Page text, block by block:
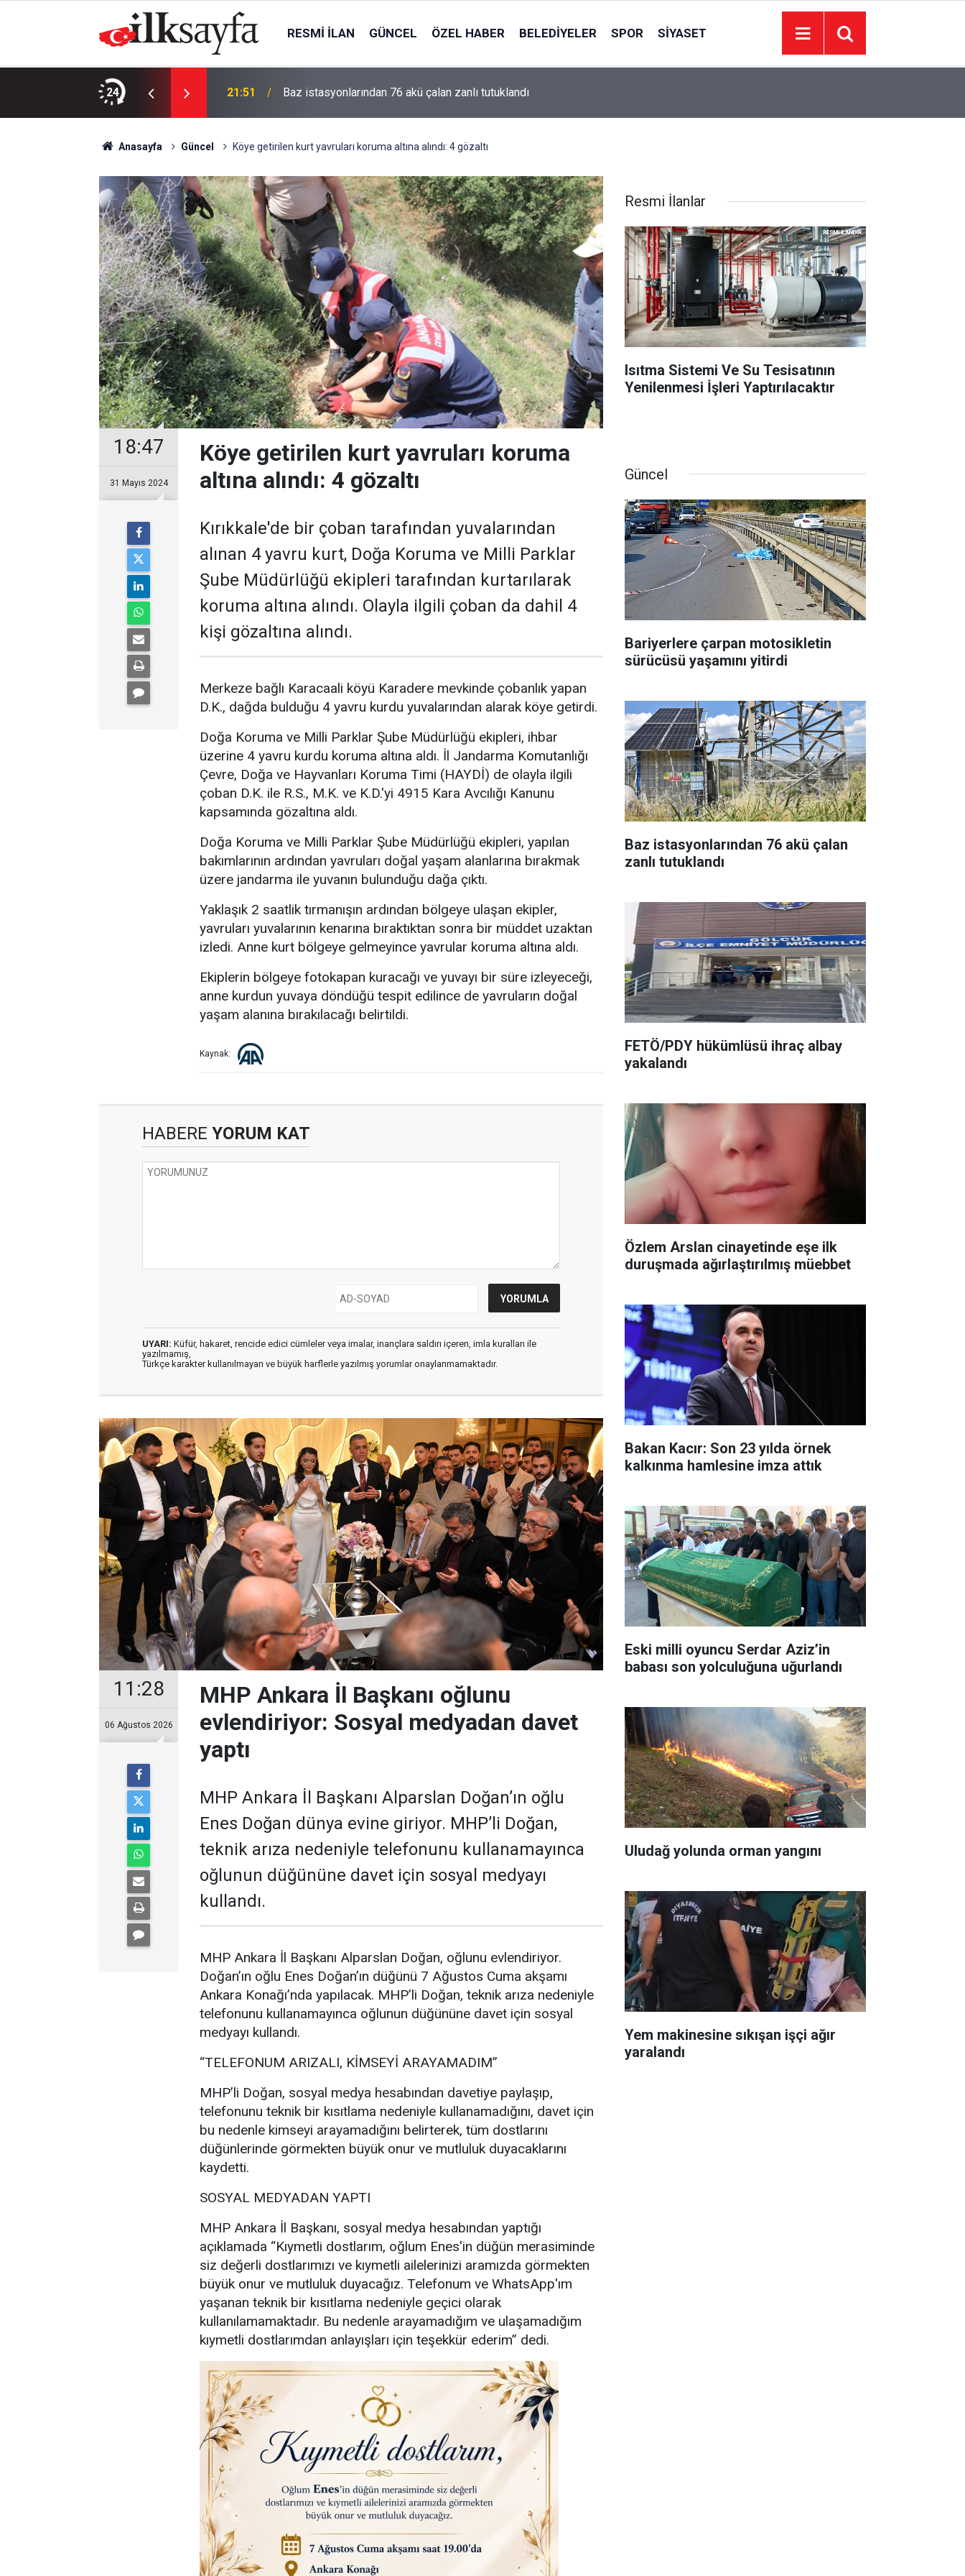
RESMI İLAN GÜNCEL ÖZEL HABER BELEDIYELER SPOR SIYASET
24
yaşamını yitirdi 21:51 Baz istasyonlarından 76 akü çalan zanlı tutuklandı
Anasayfa Güncel Köye getirilen kurt yavruları koruma altına alındı: 4 gözaltı
18:47
31 Mayıs 2024
Köye getirilen kurt yavruları koruma
altına alındı: 4 gözaltı
Kırıkkale'de bir çoban tarafından yuvalarından
alınan 4 yavru kurt, Doğa Koruma ve Milli Parklar
Şube Müdürlüğü ekipleri tarafından kurtarılarak
koruma altına alındı. Olayla ilgili çoban da dahil 4
kişi gözaltına alındı.
Merkeze bağlı Karacaali köyü Karadere mevkinde çobanlık yapan
D.K., dağda bulduğu 4 yavru kurdu yuvalarından alarak köye getirdi.
Doğa Koruma ve Milli Parklar Şube Müdürlüğü ekipleri, ihbar
üzerine 4 yavru kurdu koruma altına aldı. İl Jandarma Komutanlığı
Çevre, Doğa ve Hayvanları Koruma Timi (HAYDİ) de olayla ilgili
çoban D.K. ile R.S., M.K. ve K.D.'yi 4915 Kara Avcılığı Kanunu
kapsamında gözaltına aldı.
Doğa Koruma ve Milli Parklar Şube Müdürlüğü ekipleri, yapılan
bakımlarının ardından yavruları doğal yaşam alanlarına bırakmak
üzere jandarma ile yuvanın bulunduğu dağa çıktı.
Yaklaşık 2 saatlik tırmanışın ardından bölgeye ulaşan ekipler,
yavruları yuvalarının kenarına bıraktıktan sonra bir müddet uzaktan
izledi. Anne kurt bölgeye gelmeyince yavrular koruma altına aldı.
Ekiplerin bölgeye fotokapan kuracağı ve yuvayı bir süre izleyeceği,
anne kurdun yuvaya döndüğü tespit edilince de yavruların doğal
yaşam alanına bırakılacağı belirtildi.
Kaynak:
HABERE YORUM KAT
UYARI: Küfür, hakaret, rencide edici cümleler veya imalar, inançlara saldırı içeren, imla kuralları ile
yazılmamış,
Türkçe karakter kullanılmayan ve büyük harflerle yazılmış yorumlar onaylanmamaktadır.
11:28
06 Ağustos 2026
MHP Ankara İl Başkanı oğlunu
evlendiriyor: Sosyal medyadan davet
yaptı
MHP Ankara İl Başkanı Alparslan Doğan’ın oğlu
Enes Doğan dünya evine giriyor. MHP’li Doğan,
teknik arıza nedeniyle telefonunu kullanamayınca
oğlunun düğününe davet için sosyal medyayı
kullandı.
MHP Ankara İl Başkanı Alparslan Doğan, oğlunu evlendiriyor.
Doğan’ın oğlu Enes Doğan’ın düğünü 7 Ağustos Cuma akşamı
Ankara Konağı’nda yapılacak. MHP’li Doğan, teknik arıza nedeniyle
telefonunu kullanamayınca oğlunun düğününe davet için sosyal
medyayı kullandı.
“TELEFONUM ARIZALI, KİMSEYİ ARAYAMADIM”
MHP’li Doğan, sosyal medya hesabından davetiye paylaşıp,
telefonunu teknik bir kısıtlama nedeniyle kullanamadığını, davet için
bu nedenle kimseyi arayamadığını belirterek, tüm dostlarını
düğünlerinde görmekten büyük onur ve mutluluk duyacaklarını
kaydetti.
SOSYAL MEDYADAN YAPTI
MHP Ankara İl Başkanı, sosyal medya hesabından yaptığı
açıklamada “Kıymetli dostlarım, oğlum Enes'in düğün merasiminde
siz değerli dostlarımızı ve kıymetli ailelerinizi aramızda görmekten
büyük onur ve mutluluk duyacağız. Telefonum ve WhatsApp'ım
yaşanan teknik bir kısıtlama nedeniyle geçici olarak
kullanılamamaktadır. Bu nedenle arayamadığım ve ulaşamadığım
kıymetli dostlarımdan anlayışları için teşekkür ederim” dedi.
Resmi İlanlar
Isıtma Sistemi Ve Su Tesisatının
Yenilenmesi İşleri Yaptırılacaktır
Güncel
Bariyerlere çarpan motosikletin
sürücüsü yaşamını yitirdi
Baz istasyonlarından 76 akü çalan
zanlı tutuklandı
FETÖ/PDY hükümlüsü ihraç albay
yakalandı
Özlem Arslan cinayetinde eşe ilk
duruşmada ağırlaştırılmış müebbet
Bakan Kacır: Son 23 yılda örnek
kalkınma hamlesine imza attık
Eski milli oyuncu Serdar Aziz’in
babası son yolculuğuna uğurlandı
Uludağ yolunda orman yangını
Yem makinesine sıkışan işçi ağır
yaralandı